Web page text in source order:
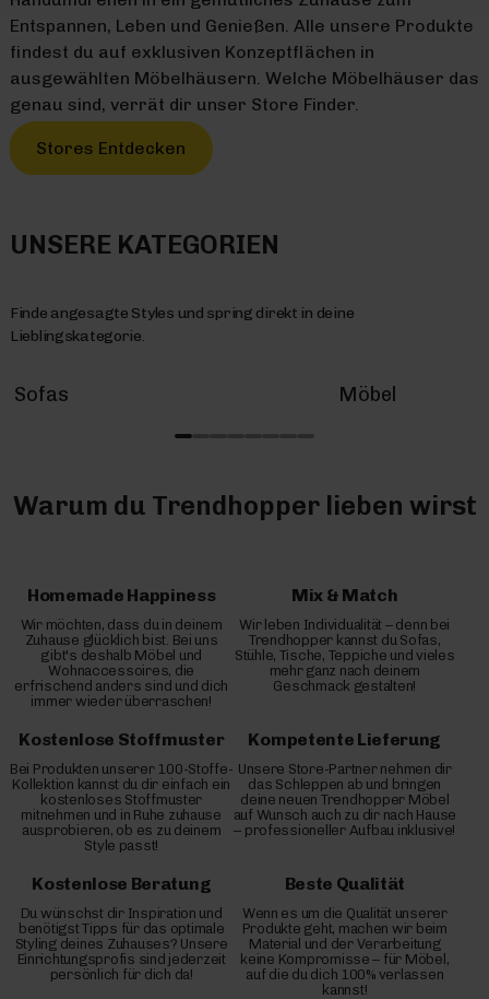
Entspannen, Leben und Genießen. Alle unsere Produkte
findest du auf exklusiven Konzeptflächen in
ausgewählten Möbelhäusern. Welche Möbelhäuser das
genau sind, verrät dir unser Store Finder.
Stores Entdecken
UNSERE KATEGORIEN
Finde angesagte Styles und spring direkt in deine
Lieblingskategorie.
Sofas Möbel
Warum du Trendhopper lieben wirst
Homemade Happiness
Wir möchten, dass du in deinem
Zuhause glücklich bist. Bei uns
gibt's deshalb Möbel und
Wohnaccessoires, die
erfrischend anders sind und dich
immer wieder überraschen!
Mix & Match
Wir leben Individualität – denn bei
Trendhopper kannst du Sofas,
Stühle, Tische, Teppiche und vieles
mehr ganz nach deinem
Geschmack gestalten!
Kostenlose Stoffmuster
Bei Produkten unserer 100-Stoffe-
Kollektion kannst du dir einfach ein
kostenloses Stoffmuster
mitnehmen und in Ruhe zuhause
ausprobieren, ob es zu deinem
Style passt!
Kompetente Lieferung
Unsere Store-Partner nehmen dir
das Schleppen ab und bringen
deine neuen Trendhopper Möbel
auf Wunsch auch zu dir nach Hause
– professioneller Aufbau inklusive!
Kostenlose Beratung
Du wünschst dir Inspiration und
benötigst Tipps für das optimale
Styling deines Zuhauses? Unsere
Einrichtungsprofis sind jederzeit
persönlich für dich da!
Beste Qualität
Wenn es um die Qualität unserer
Produkte geht, machen wir beim
Material und der Verarbeitung
keine Kompromisse – für Möbel,
auf die du dich 100% verlassen
kannst!